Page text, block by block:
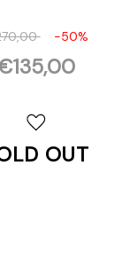
-50%
OUT